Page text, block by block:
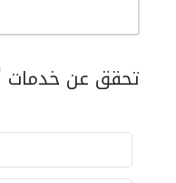
تحقق عن خدمات